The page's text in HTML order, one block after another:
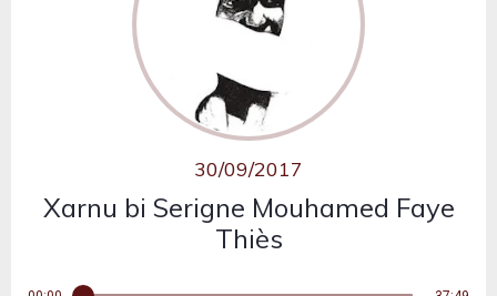
30/09/2017
Xarnu bi Serigne Mouhamed Faye
Thiès